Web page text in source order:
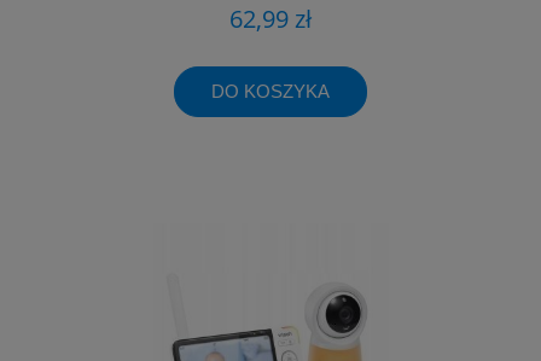
62,99 zł
DO KOSZYKA